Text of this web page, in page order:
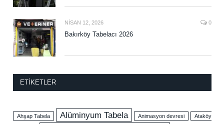
NISAN 12, 2026 0
Bakırköy Tabelacı 2026
ETIKETLER
Ahşap Tabela Alüminyum Tabela Animasyon devresi Ataköy